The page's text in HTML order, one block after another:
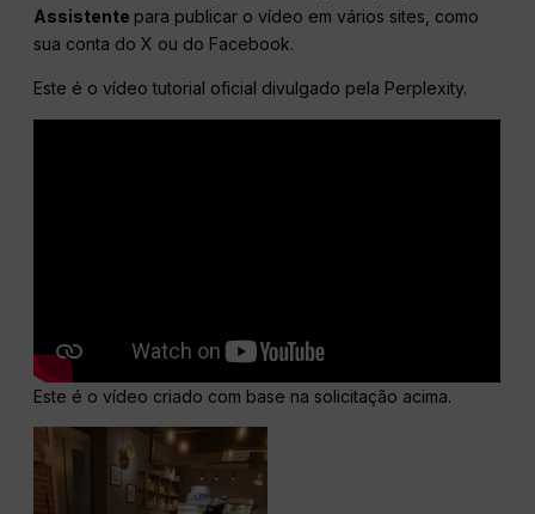
Assistente para publicar o vídeo em vários sites, como
sua conta do X ou do Facebook.
Este é o vídeo tutorial oficial divulgado pela Perplexity.
Este é o vídeo criado com base na solicitação acima.